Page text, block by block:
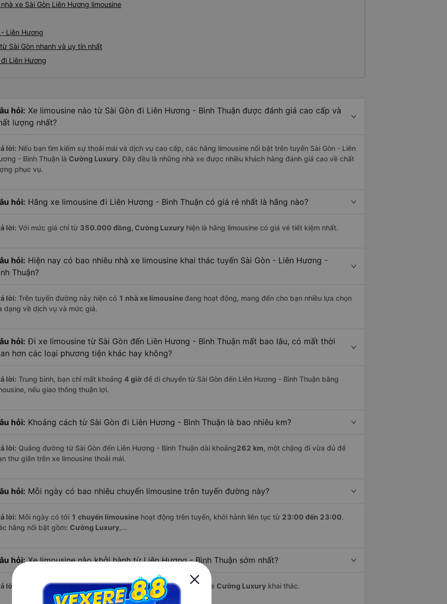
xe Sài Gòn Liên Hương limousine
Liên Hương
Sài Gòn nhanh và uy tín nhất
Liên Hương
hỏi: Xe limousine nào từ Sài Gòn đi Liên Hương - Bình Thuận được đánh giá cao cấp và
lượng nhất?
lời: Nếu bạn tìm kiếm sự thoải mái và dịch vụ cao cấp, các hãng limousine nổi bật trên tuyến Sài Gòn - Liên
- Bình Thuận là Cường Luxury. Đây đều là những nhà xe được nhiều khách hàng đánh giá cao về chất
phục vụ.
hỏi: Hãng xe limousine đi Liên Hương - Bình Thuận có giá rẻ nhất là hãng nào?
lời: Với mức giá chỉ từ 350.000 đồng, Cường Luxury hiện là hãng limousine có giá vé tiết kiệm nhất.
hỏi: Hiện nay có bao nhiêu nhà xe limousine khai thác tuyến Sài Gòn - Liên Hương -
Thuận?
lời: Trên tuyến đường này hiện có 1 nhà xe limousineđang hoạt động, mang đến cho bạn nhiều lựa chọn
dạng về dịch vụ và mức giá.
hỏi: Đi xe limousine từ Sài Gòn đến Liên Hương - Bình Thuận mất bao lâu, có mất thời
hơn các loại phương tiện khác hay không?
lời: Trung bình, bạn chỉ mất khoảng 4 giờ để di chuyển từ Sài Gòn đến Liên Hương - Bình Thuận bằng
nếu giao thông thuận lợi.
hỏi: Khoảng cách từ Sài Gòn đi Liên Hương - Bình Thuận là bao nhiêu km?
lời: Quãng đường từ Sài Gòn đến Liên Hương - Bình Thuận dài khoảng262 km, một chặng đi vừa đủ để
thư giãn trên xe limousine thoải mái.
hỏi: Mỗi ngày có bao nhiêu chuyến limousine trên tuyến đường này?
lời: Mỗi ngày có tới 1 chuyến limousine hoạt động trên tuyến, khởi hành liên tục từ 23:00 đến 23:00.
hãng nổi bật gồm: Cường Luxury,...
hỏi:Xe limousine nào khởi hành từ Liên Hương - Bình Thuận sớm nhất?
lời: Chuyến limousine sớm nhất khởi hành lúc23:00, do nhà xe Cường Luxury khai thác.